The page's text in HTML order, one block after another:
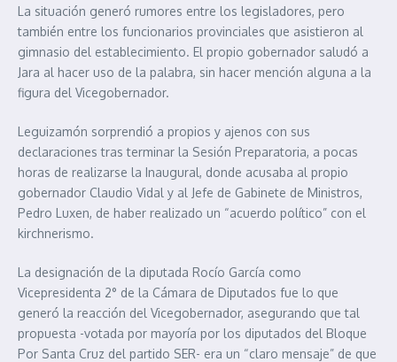
La situación generó rumores entre los legisladores, pero
también entre los funcionarios provinciales que asistieron al
gimnasio del establecimiento. El propio gobernador saludó a
Jara al hacer uso de la palabra, sin hacer mención alguna a la
figura del Vicegobernador.
Leguizamón sorprendió a propios y ajenos con sus
declaraciones tras terminar la Sesión Preparatoria, a pocas
horas de realizarse la Inaugural, donde acusaba al propio
gobernador Claudio Vidal y al Jefe de Gabinete de Ministros,
Pedro Luxen, de haber realizado un “acuerdo político” con el
kirchnerismo.
La designación de la diputada Rocío García como
Vicepresidenta 2° de la Cámara de Diputados fue lo que
generó la reacción del Vicegobernador, asegurando que tal
propuesta -votada por mayoría por los diputados del Bloque
Por Santa Cruz del partido SER- era un “claro mensaje” de que